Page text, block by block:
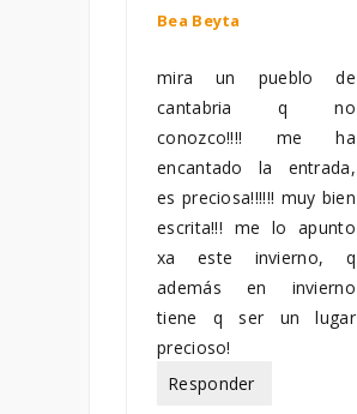
Bea Beyta
mira un pueblo de
cantabria q no
conozco!!!! me ha
encantado la entrada,
es preciosa!!!!!! muy bien
escrita!!! me lo apunto
xa este invierno, q
además en invierno
tiene q ser un lugar
precioso!
Responder